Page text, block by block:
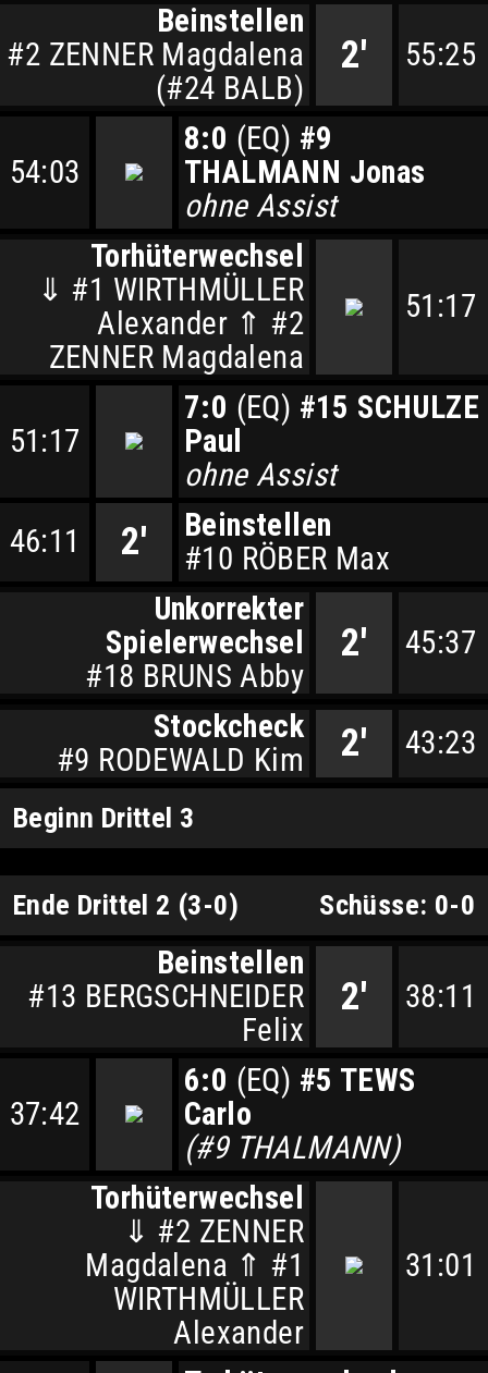
55:25
2'
Beinstellen
#2 ZENNER Magdalena
(#24 BALB)
54:03
8:0 (EQ) #9
THALMANN Jonas
ohne Assist
51:17
Torhüterwechsel
⇓ #1 WIRTHMÜLLER
Alexander ⇑ #2
ZENNER Magdalena
51:17
7:0 (EQ) #15 SCHULZE
Paul
ohne Assist
46:11
2'
Beinstellen
#10 RÖBER Max
45:37
2'
Unkorrekter
Spielerwechsel
#18 BRUNS Abby
43:23
2'
Stockcheck
#9 RODEWALD Kim
Beginn Drittel 3
Ende Drittel 2 (3-0) Schüsse: 0-0
38:11
2'
Beinstellen
#13 BERGSCHNEIDER
Felix
37:42
6:0 (EQ) #5 TEWS
Carlo
(#9 THALMANN)
31:01
Torhüterwechsel
⇓ #2 ZENNER
Magdalena ⇑ #1
WIRTHMÜLLER
Alexander